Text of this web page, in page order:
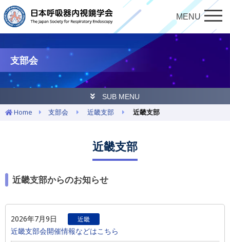
MENU
支部会
SUB MENU
近畿支部
近畿支部からのお知らせ
2026年7月9日 近畿
近畿支部会開催情報などはこちら
Home 支部会 近畿支部 近畿支部